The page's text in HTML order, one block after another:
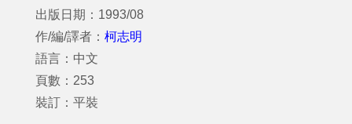
出版日期：1993/08
作/編/譯者： 柯志明
語言：中文
頁數：253
裝訂：平裝